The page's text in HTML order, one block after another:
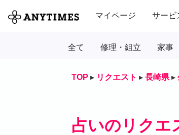
マイページ サービ
全て 修理・組立 家事
TOP ▸ リクエスト ▸ 長崎県 ▸
占いのリクエ